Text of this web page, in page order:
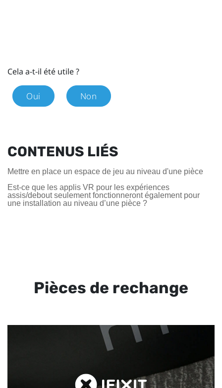
Cela a-t-il été utile ?
Oui Non
CONTENUS LIÉS
Mettre en place un espace de jeu au niveau d'une pièce
Est-ce que les applis VR pour les expériences
assis/debout seulement fonctionneront également pour
une installation au niveau d’une pièce ?
Pièces de rechange